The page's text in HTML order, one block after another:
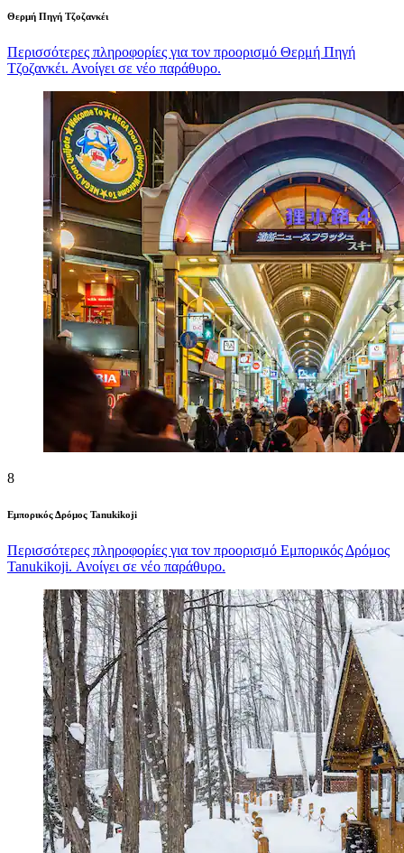
Θερμή Πηγή Τζοζανκέι
Περισσότερες πληροφορίες για τον προορισμό Θερμή Πηγή
Τζοζανκέι. Ανοίγει σε νέο παράθυρο.
8
Εμπορικός Δρόμος Tanukikoji
Περισσότερες πληροφορίες για τον προορισμό Εμπορικός Δρόμος
Tanukikoji. Ανοίγει σε νέο παράθυρο.